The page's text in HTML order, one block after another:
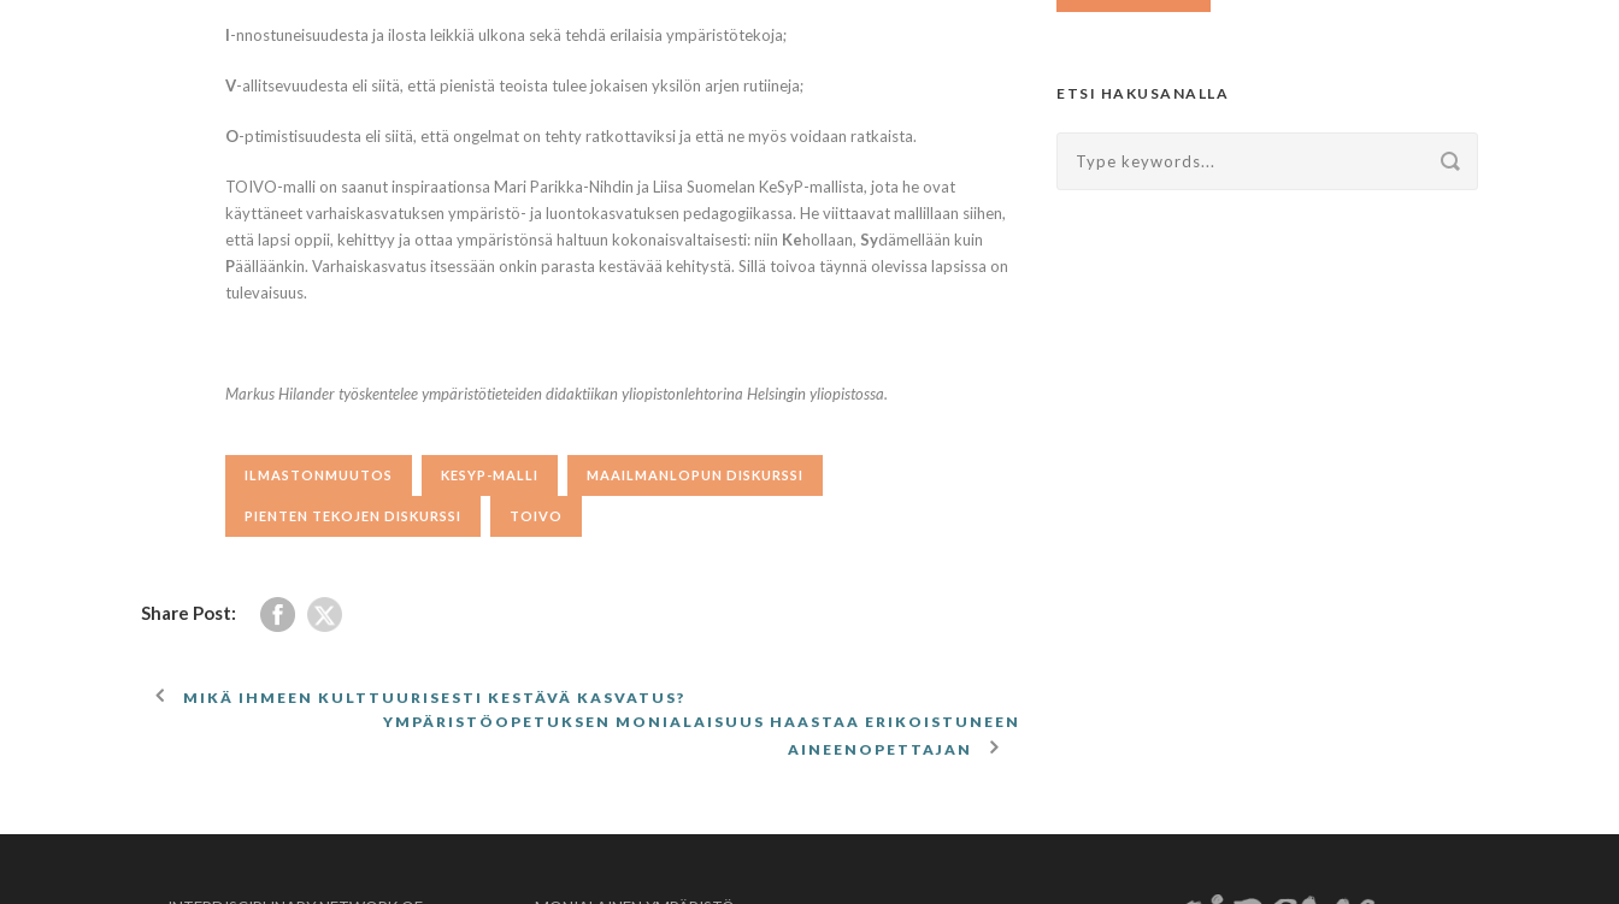
I-nnostuneisuudesta ja ilosta leikkiä ulkona sekä tehdä erilaisia ympäristötekoja;
V-allitsevuudesta eli siitä, että pienistä teoista tulee jokaisen yksilön arjen rutiineja;
O-ptimistisuudesta eli siitä, että ongelmat on tehty ratkottaviksi ja että ne myös voidaan ratkaista.
TOIVO-malli on saanut inspiraationsa Mari Parikka-Nihdin ja Liisa Suomelan KeSyP-mallista, jota he ovat
käyttäneet varhaiskasvatuksen ympäristö- ja luontokasvatuksen pedagogiikassa. He viittaavat mallillaan siihen,
että lapsi oppii, kehittyy ja ottaa ympäristönsä haltuun kokonaisvaltaisesti: niin Kehollaan, Sydämellään kuin
Päälläänkin. Varhaiskasvatus itsessään onkin parasta kestävää kehitystä. Sillä toivoa täynnä olevissa lapsissa on
tulevaisuus.
Markus Hilander työskentelee ympäristötieteiden didaktiikan yliopistonlehtorina Helsingin yliopistossa.
ILMASTONMUUTOS KESYP-MALLI MAAILMANLOPUN DISKURSSI
PIENTEN TEKOJEN DISKURSSI TOIVO
Share Post:
MIKÄ IHMEEN KULTTUURISESTI KESTÄVÄ KASVATUS?
YMPÄRISTÖOPETUKSEN MONIALAISUUS HAASTAA ERIKOISTUNEEN
AINEENOPETTAJAN
ETSI HAKUSANALLA